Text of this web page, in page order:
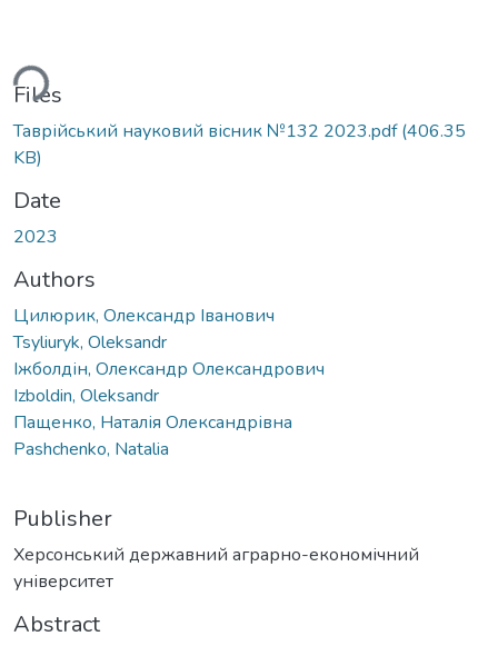
Files
Таврійський науковий вісник №132 2023.pdf(406.35
KB)
Date
2023
Authors
Цилюрик, Олександр Іванович
Tsyliuryk, Oleksandr
Іжболдін, Олександр Олександрович
Izboldin, Oleksandr
Пащенко, Наталія Олександрівна
Pashchenko, Natalia
Publisher
Херсонський державний аграрно-економічний
університет
Abstract